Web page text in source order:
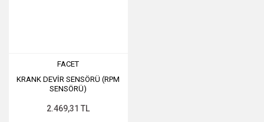
FACET
KRANK DEVİR SENSÖRÜ (RPM
SENSÖRÜ)
2.469,31 TL